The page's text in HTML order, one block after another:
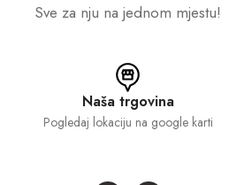
Sve za nju na jednom mjestu!
Naša trgovina
Pogledaj lokaciju na google karti